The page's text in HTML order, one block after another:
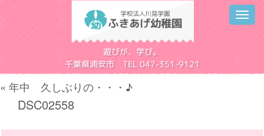
遊びが、学び。
千葉県浦安市 TEL 047-351-9121
« 年中 久しぶりの・・・♪
DSC02558